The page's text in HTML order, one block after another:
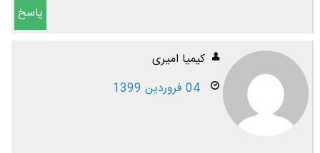
پاسخ
کیمیا امیری
04 فروردین 1399